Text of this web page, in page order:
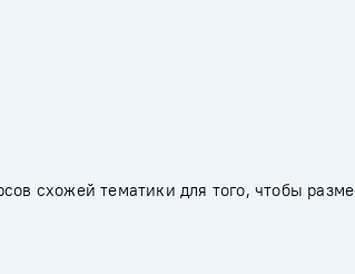
схожей тематики для того, чтобы